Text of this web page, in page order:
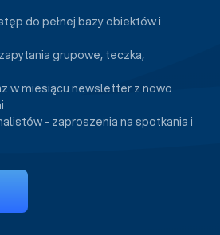
do pełnej bazy obiektów i
grupowe, teczka,
w miesiącu newsletter z nowo
- zaproszenia na spotkania i